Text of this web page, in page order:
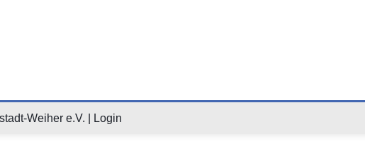
Weiher e.V. | Login